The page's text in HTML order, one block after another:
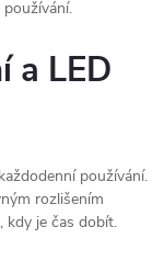
a LED
používání.
rozlišením
kdy je čas dobít.